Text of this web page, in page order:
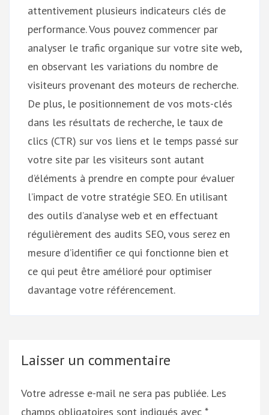
attentivement plusieurs indicateurs clés de
performance. Vous pouvez commencer par
analyser le trafic organique sur votre site web,
en observant les variations du nombre de
visiteurs provenant des moteurs de recherche.
De plus, le positionnement de vos mots-clés
dans les résultats de recherche, le taux de
clics (CTR) sur vos liens et le temps passé sur
votre site par les visiteurs sont autant
d’éléments à prendre en compte pour évaluer
l’impact de votre stratégie SEO. En utilisant
des outils d’analyse web et en effectuant
régulièrement des audits SEO, vous serez en
mesure d’identifier ce qui fonctionne bien et
ce qui peut être amélioré pour optimiser
davantage votre référencement.
Laisser un commentaire
Votre adresse e-mail ne sera pas publiée. Les
champs obligatoires sont indiqués avec *